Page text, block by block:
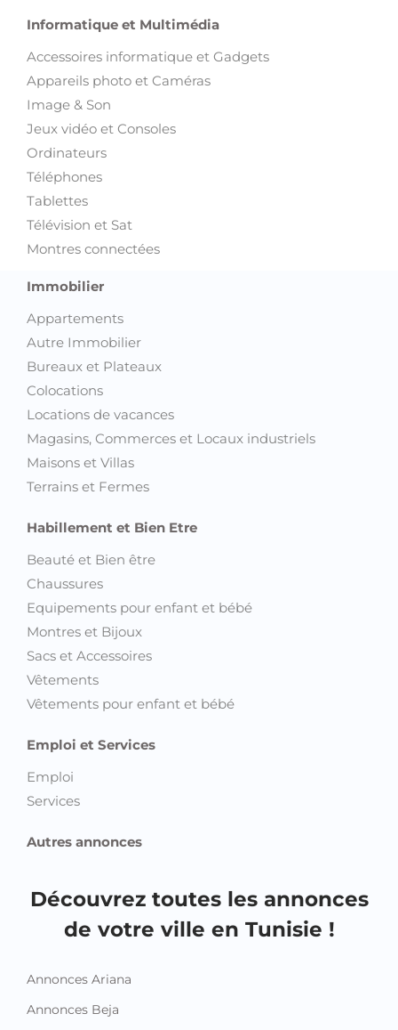
Informatique et Multimédia
Accessoires informatique et Gadgets
Appareils photo et Caméras
Image & Son
Jeux vidéo et Consoles
Ordinateurs
Téléphones
Tablettes
Télévision et Sat
Montres connectées
Immobilier
Appartements
Autre Immobilier
Bureaux et Plateaux
Colocations
Locations de vacances
Magasins, Commerces et Locaux industriels
Maisons et Villas
Terrains et Fermes
Habillement et Bien Etre
Beauté et Bien être
Chaussures
Equipements pour enfant et bébé
Montres et Bijoux
Sacs et Accessoires
Vêtements
Vêtements pour enfant et bébé
Emploi et Services
Emploi
Services
Autres annonces
Découvrez toutes les annonces
de votre ville en Tunisie !
Annonces Ariana
Annonces Beja